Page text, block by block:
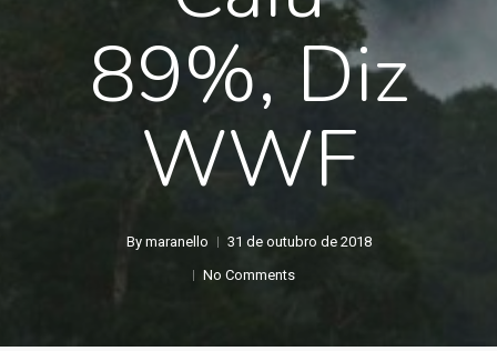
89%, Diz
WWF
By maranello
31 de outubro de 2018
No Comments